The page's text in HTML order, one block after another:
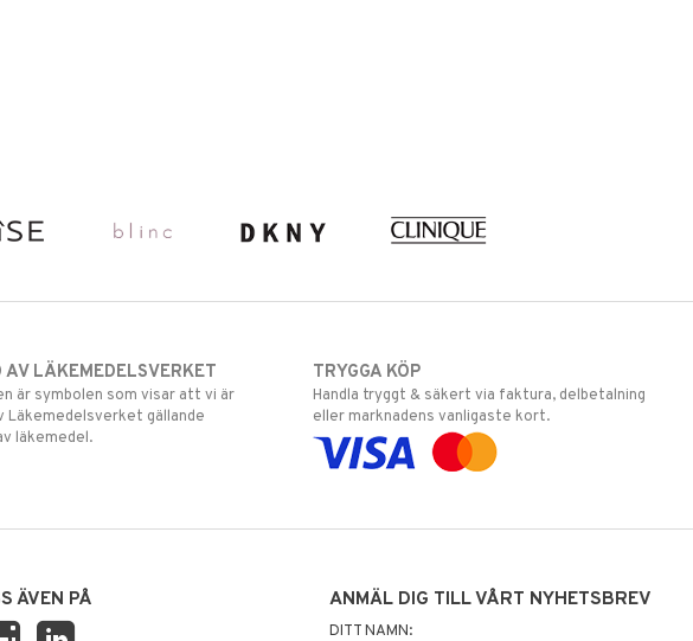
AV LÄKEMEDELSVERKET
är symbolen som visar att vi är
Läkemedelsverket gällande
läkemedel.
TRYGGA KÖP
Handla tryggt & säkert via faktura, delbetalning
eller marknadens vanligaste kort.
ÄVEN PÅ ANMÄL DIG TILL VÅRT NYHETSBREV
DITT NAMN: